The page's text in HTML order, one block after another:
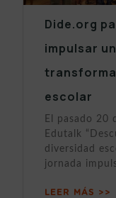
Dide.org
impulsar
escolar
El pasado 20
Edutalk
diversidad
jornada
LEER MÁS >>